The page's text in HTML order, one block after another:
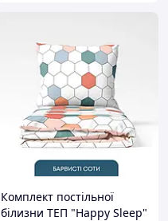
Комплект постільної
білизни ТЕП "Happy Sleep"